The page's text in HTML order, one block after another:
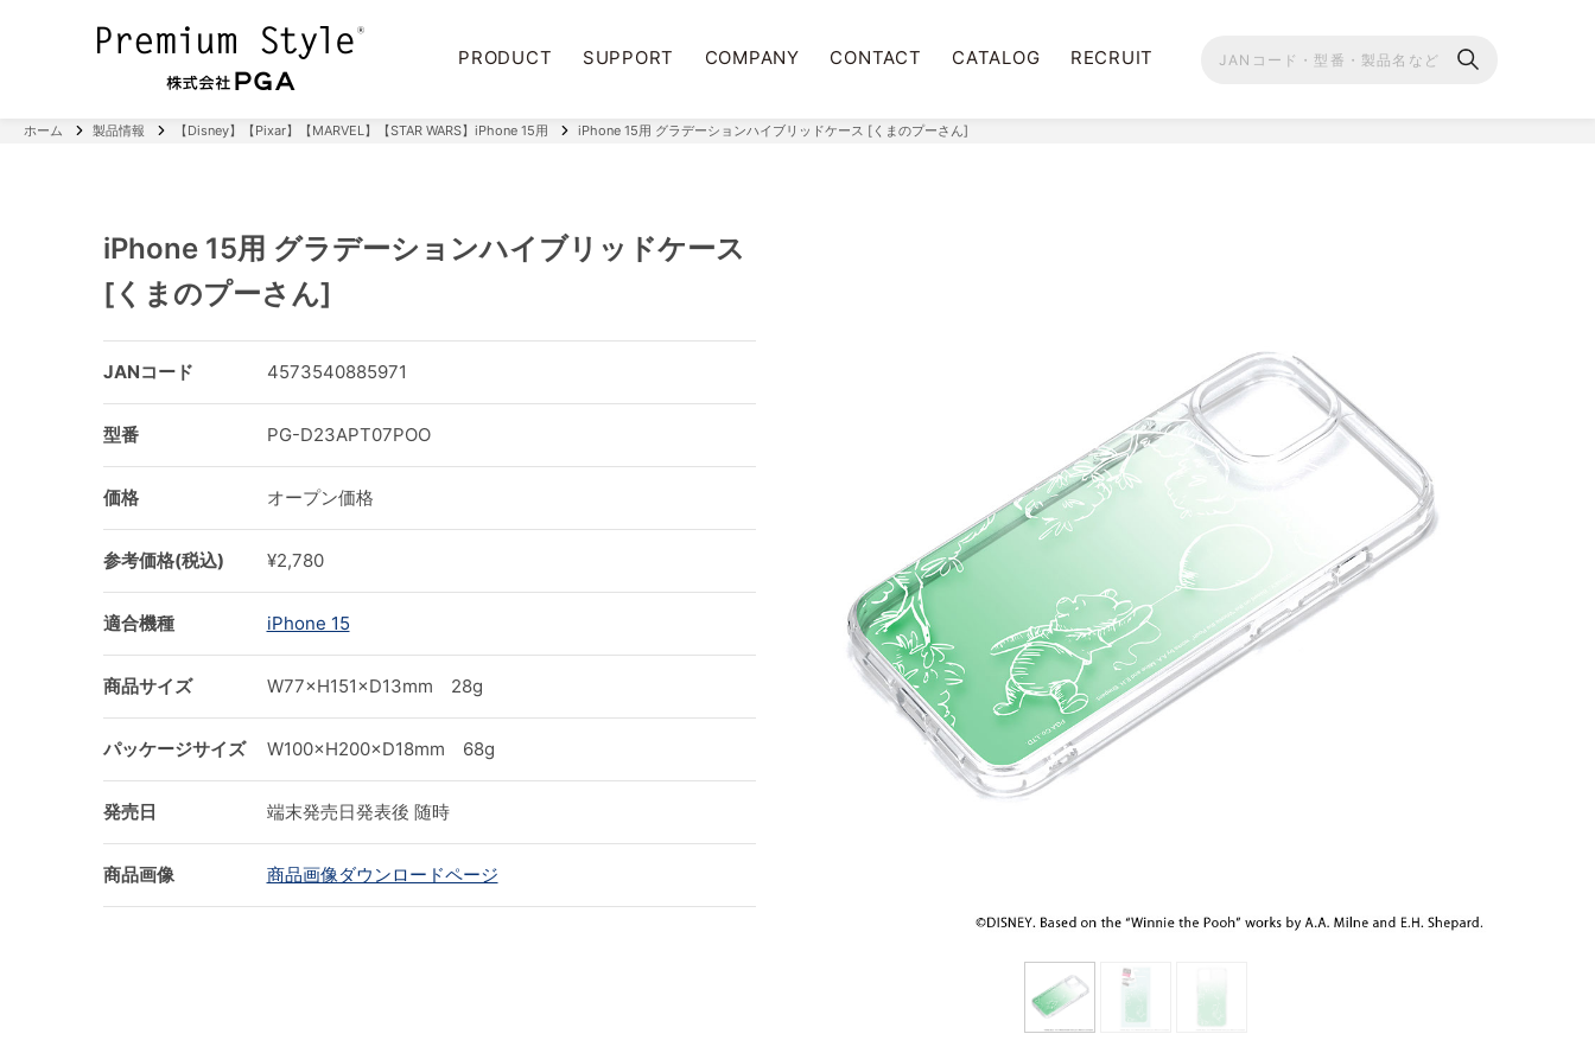
PRODUCT SUPPORT COMPANY CONTACT CATALOG RECRUIT
ホーム 製品情報 【Disney】【Pixar】【MARVEL】【STAR WARS】iPhone 15用 iPhone 15用 グラデーションハイブリッドケース [くまのプーさん]
iPhone 15用 グラデーションハイブリッドケース
[くまのプーさん]
JANコード 4573540885971
型番 PG-D23APT07POO
価格 オープン価格
参考価格(税込) ¥2,780
適合機種 iPhone 15
商品サイズ W77×H151×D13mm 28g
パッケージサイズ W100×H200×D18mm 68g
発売日 端末発売日発表後 随時
商品画像 商品画像ダウンロードページ